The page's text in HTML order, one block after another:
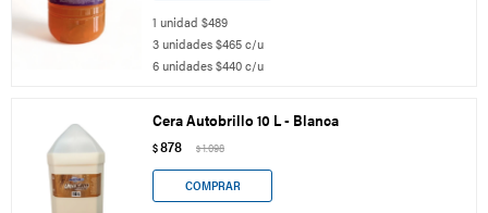
1 unidad $489
3 unidades $465 c/u
6 unidades $440 c/u
Cera Autobrillo 10 L - Blanca
$878 $1.098